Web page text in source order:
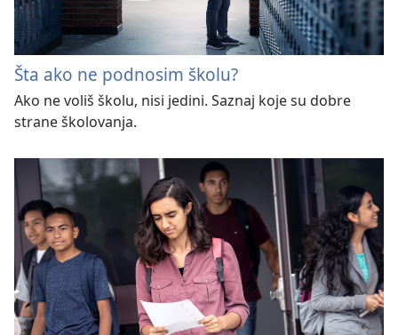
Šta ako ne podnosim školu?
Ako ne voliš školu, nisi jedini. Saznaj koje su dobre
strane školovanja.